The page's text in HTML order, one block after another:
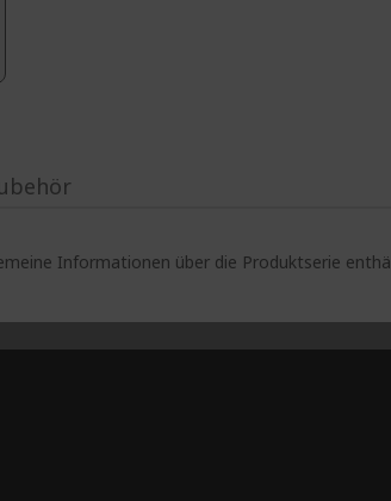
Informationen über die Produktserie